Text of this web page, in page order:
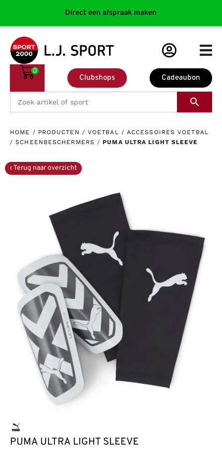
Direct een afspraak maken
Cadeaubon
Clubshops
0
HOME / PRODUCTEN / VOETBAL / ACCESSOIRES VOETBAL
/SCHEENBESCHERMERS /PUMA ULTRA LIGHT SLEEVE
PUMA ULTRA LIGHT SLEEVE